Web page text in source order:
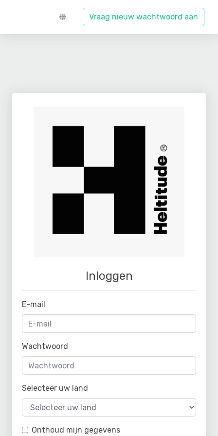
Vraag nieuw wachtwoord aan
Inloggen
E-mail
Wachtwoord
Selecteer uw land
Onthoud mijn gegevens